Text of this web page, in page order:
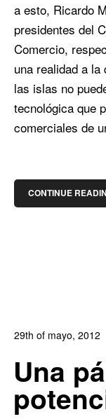
a esto, Ricardo
presidentes del
Comercio,
una realidad a
las islas no
tecnológica que
comerciales de
CONTINUE
29th of mayo, 2012
Una